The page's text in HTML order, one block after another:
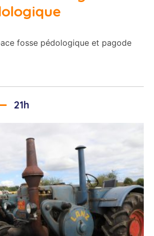
fosse pédologique et pagode
21h